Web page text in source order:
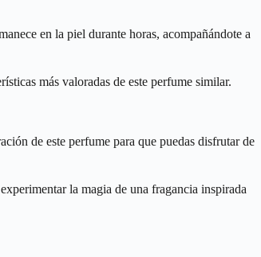
en la piel durante horas, acompañándote a
más valoradas de este perfume similar.
de este perfume para que puedas disfrutar de
la magia de una fragancia inspirada